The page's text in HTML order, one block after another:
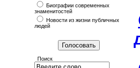
Биографии современных
знаменитостей
Новости из жизни публичных
людей
Поиск